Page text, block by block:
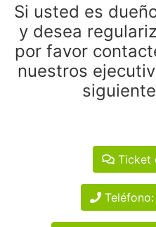
Si usted es
y desea
por favor
nuestros
Ticket